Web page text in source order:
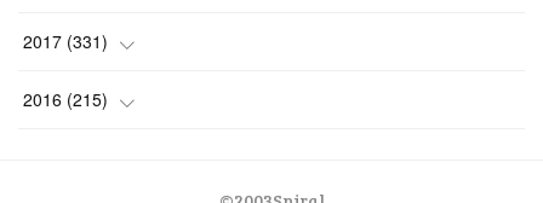
(9)
(12)
2017 (331)
(23)
2016 (215)